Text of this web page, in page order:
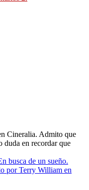
Cineralia. Admito que
duda en recordar que
busca de un sueño.
por Terry William en